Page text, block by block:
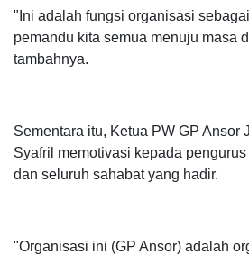
"Ini adalah fungsi organisasi
pemandu kita semua menuju masa
tambahnya.
Sementara itu, Ketua PW GP Ansor
Syafril memotivasi kepada
dan seluruh sahabat yang hadir.
"Organisasi ini (GP Ansor) adalah